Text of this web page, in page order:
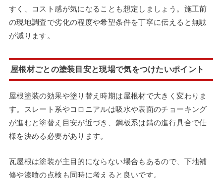
すく、コスト感が気になることも想定しましょう。施工前
の現地調査で劣化の程度や希望条件を丁寧に伝えると無駄
が減ります。
屋根材ごとの塗装目安と現場で気をつけたいポイント
屋根塗装の効果や塗り替え時期は屋根材で大きく変わりま
す。スレート系やコロニアルは吸水や表面のチョーキング
が進むと塗替え目安が近づき、鋼板系は錆の進行具合で仕
様を決める必要があります。
瓦屋根は塗装が主目的にならない場合もあるので、下地補
修や漆喰の点検も同時に考えると良いです。